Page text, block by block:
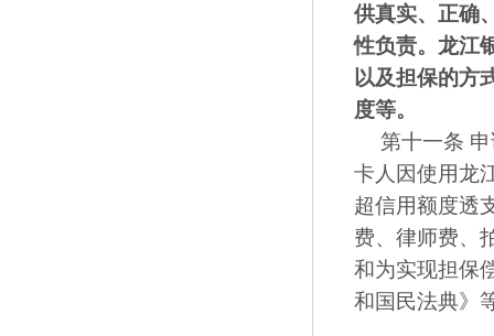
供真实、正确
性负责。龙江
以及担保的方
度等。
第十一条
卡人因使用龙
超信用额度透
费、律师费、
和为实现担保
和国民法典》